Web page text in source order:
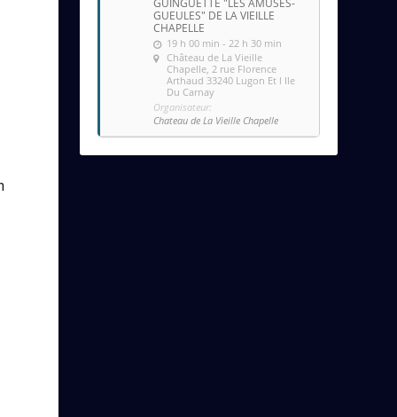
GUEULES" DE LA VIEILLE
CHAPELLE
19 h 00 min - 22 h 30 min
Château de La Vieille
Chapelle , 2 rue Florence
Arthaud 33240 Lugon Et l Ile
Du Carnay
Organisateur:
Chateau de La Vieille Chapelle